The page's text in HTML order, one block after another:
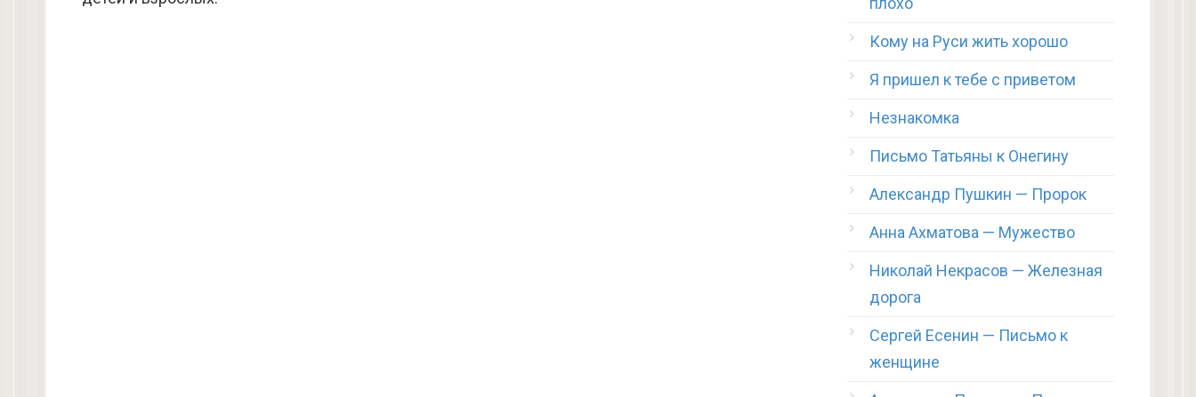
Кому на Руси жить хорошо
Я пришел к тебе с приветом
Незнакомка
Письмо Татьяны к Онегину
Александр Пушкин — Пророк
Анна Ахматова — Мужество
Николай Некрасов — Железная
дорога
Сергей Есенин — Письмо к
женщине